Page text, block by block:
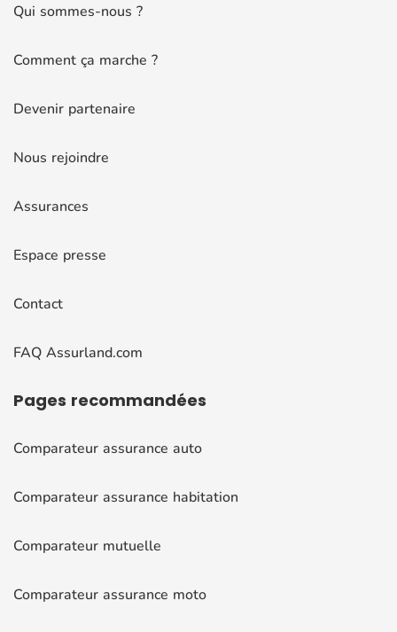
Qui sommes-nous ?
Comment ça marche ?
Devenir partenaire
Nous rejoindre
Assurances
Espace presse
Contact
FAQ Assurland.com
Pages recommandées
Comparateur assurance auto
Comparateur assurance habitation
Comparateur mutuelle
Comparateur assurance moto